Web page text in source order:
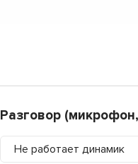
Разговор
Не работает динамик